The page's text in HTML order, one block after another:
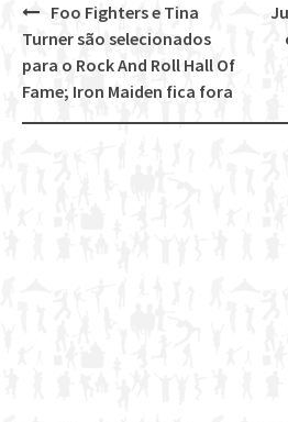
Post
navigation
Foo Fighters e Tina
Turner são selecionados
para o Rock And Roll Hall Of
Fame; Iron Maiden fica fora